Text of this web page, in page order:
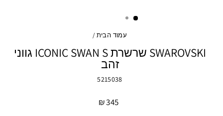
עמוד הבית /
SWAROVSKI שרשרת ICONIC SWAN S גווני
זהב
5215038
מחיר
345 ₪